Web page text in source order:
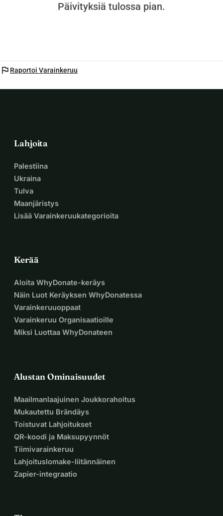
Päivityksiä tulossa pian.
flag Raportoi Varainkeruu
Lahjoita
Palestiina
Ukraina
Tulva
Maanjäristys
Lisää Varainkeruukategorioita
Kerää
Aloita WhyDonate-keräys
Näin Luot Keräyksen WhyDonatessa
Varainkeruuoppaat
Varainkeruu Organisaatioille
Miksi Luottaa WhyDonateen
Alustan Ominaisuudet
Maailmanlaajuinen Joukkorahoitus
Mukautettu Brändäys
Toistuvat Lahjoitukset
QR-koodi ja Maksupyynnöt
Tiimivarainkeruu
Lahjoituslomake-liitännäinen
Zapier-integraatio